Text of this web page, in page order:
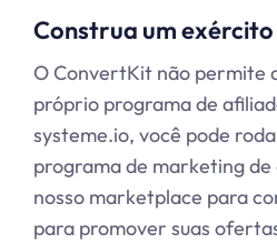
Construa um
O ConvertKit não permite
próprio programa de
systeme.io, você pode
programa de marketing de
nosso marketplace para
para promover suas